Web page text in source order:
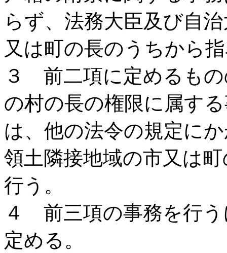
らず、法務大臣及び自
又は町の長のうちから
３ 前二項に定めるも
の村の長の権限に属す
は、他の法令の規定に
領土隣接地域の市又は
行う。
４ 前三項の事務を行
定める。